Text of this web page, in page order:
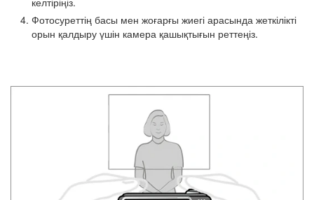
Фотосуреттің басы мен жоғарғы жиегі арасында жеткілікті
орын қалдыру үшін камера қашықтығын реттеңіз.